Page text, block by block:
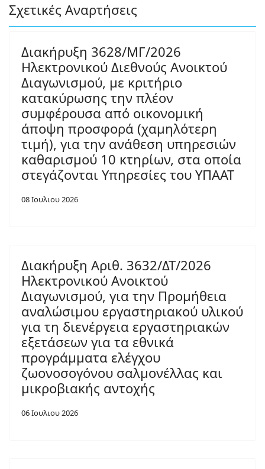
Σχετικές Αναρτήσεις
Διακήρυξη 3628/ΜΓ/2026
Ηλεκτρονικού Διεθνούς Ανοικτού
Διαγωνισμού, με κριτήριο
κατακύρωσης την πλέον
συμφέρουσα από οικονομική
άποψη προσφορά (χαμηλότερη
τιμή), για την ανάθεση υπηρεσιών
καθαρισμού 10 κτηρίων, στα οποία
στεγάζονται Υπηρεσίες του ΥΠΑΑΤ
08 Ιουλιου 2026
Διακήρυξη Αριθ. 3632/ΔΤ/2026
Ηλεκτρονικού Ανοικτού
Διαγωνισμού, για την Προμήθεια
αναλώσιμου εργαστηριακού υλικού
για τη διενέργεια εργαστηριακών
εξετάσεων για τα εθνικά
προγράμματα ελέγχου
ζωονοσογόνου σαλμονέλλας και
μικροβιακής αντοχής
06 Ιουλιου 2026